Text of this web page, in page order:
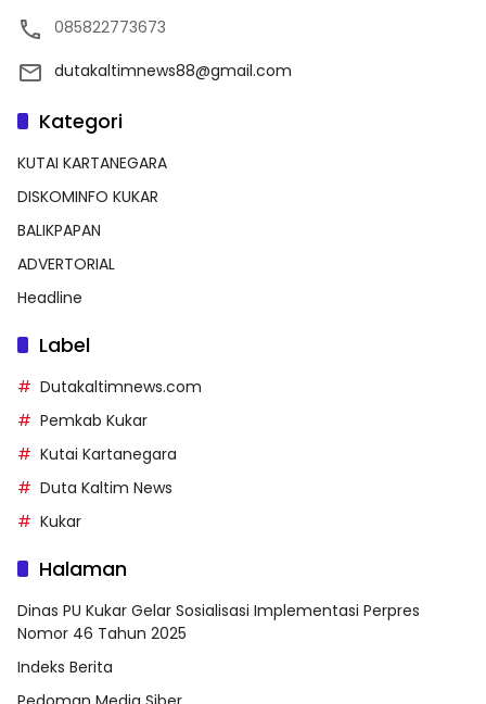
085822773673
dutakaltimnews88@gmail.com
Kategori
KUTAI KARTANEGARA
DISKOMINFO KUKAR
BALIKPAPAN
ADVERTORIAL
Headline
Label
Dutakaltimnews.com
Pemkab Kukar
Kutai Kartanegara
Duta Kaltim News
Kukar
Halaman
Dinas PU Kukar Gelar Sosialisasi Implementasi Perpres
Nomor 46 Tahun 2025
Indeks Berita